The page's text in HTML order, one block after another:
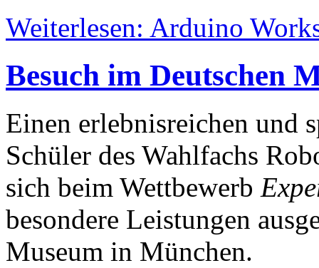
Weiterlesen: Arduino
Besuch im Deutschen
Einen erlebnisreichen und
Schüler des Wahlfachs
sich beim Wettbewerb
besondere Leistungen
Museum in München.